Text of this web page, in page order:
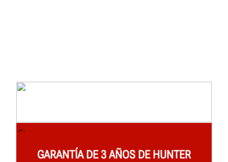
GARANTÍA DE 3 AÑOS DE HUNTER